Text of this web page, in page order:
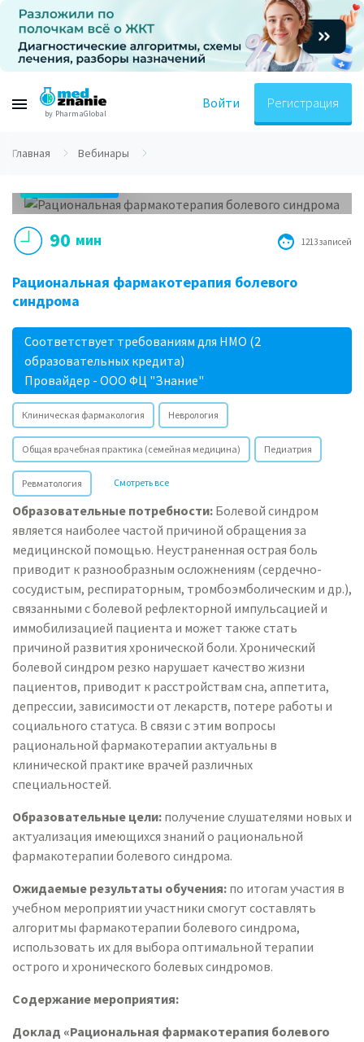
by PharmaGlobal
Войти Регистрация
Главная
Вебинары
90 мин 1213 записей
Рациональная фармакотерапия болевого
синдрома
Соответствует требованиям для НМО (2
образовательных кредита)
Провайдер - ООО ФЦ "Знание"
Клиническая фармакология Неврология
Общая врачебная практика (семейная медицина) Педиатрия
Ревматология Смотреть все
Образовательные потребности: Болевой синдром
является наиболее частой причиной обращения за
медицинской помощью. Неустраненная острая боль
приводит к разнообразным осложнениям (сердечно-
сосудистым, респираторным, тромбоэмболическим и др.),
связанными с болевой рефлекторной импульсацией и
иммобилизацией пациента и может также стать
причиной развития хронической боли. Хронический
болевой синдром резко нарушает качество жизни
пациентов, приводит к расстройствам сна, аппетита,
депрессии, зависимости от лекарств, потере работы и
социального статуса. В связи с этим вопросы
рациональной фармакотерапии актуальны в
клинической практике врачей различных
специальностей.
Образовательные цели: получение слушателями новых и
актуализация имеющихся знаний о рациональной
фармакотерапии болевого синдрома.
Ожидаемые результаты обучения: по итогам участия в
учебном мероприятии участники смогут составлять
алгоритмы фармакотерапии болевого синдрома,
использовать их для выбора оптимальной терапии
острого и хронического болевых синдромов.
Содержание мероприятия:
Доклад «Рациональная фармакотерапия болевого